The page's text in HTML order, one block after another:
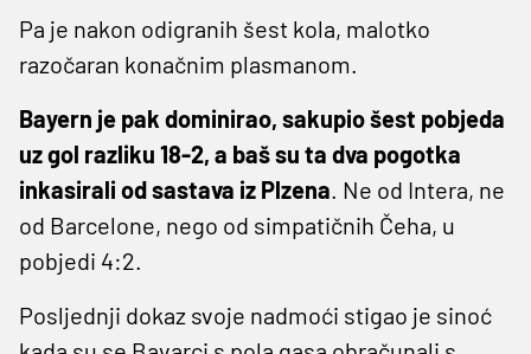
Pa je nakon odigranih šest kola, malotko
razočaran konačnim plasmanom.
Bayern je pak dominirao, sakupio šest pobjeda
uz gol razliku 18-2, a baš su ta dva pogotka
inkasirali od sastava iz Plzena . Ne od Intera, ne
od Barcelone, nego od simpatičnih Čeha, u
pobjedi 4:2.
Posljednji dokaz svoje nadmoći stigao je sinoć